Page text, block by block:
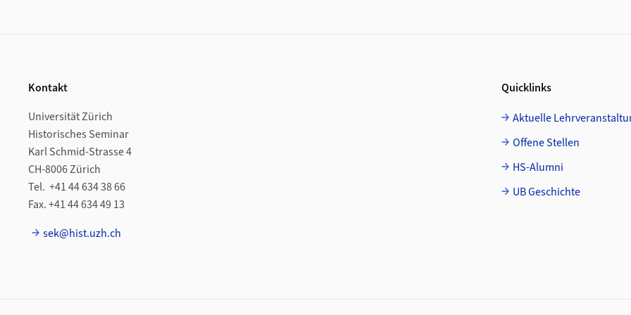
Kontakt
Universität Zürich
Historisches Seminar
Karl Schmid-Strasse 4
CH-8006 Zürich
Tel. +41 44 634 38 66
Fax. +41 44 634 49 13
sek@hist.uzh.ch
Quicklinks
Aktuelle
Offene Stellen
HS-Alumni
UB Geschichte